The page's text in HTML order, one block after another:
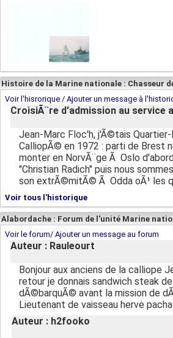
Histoire de la Marine nationale : Chasseur
Voir l'hisrorique / Ajouter un message à
CroisiÃ¨re d'admission au service
Jean-Marc Floc'h, j'Ã©tais
CalliopÃ© en 1972 : parti de Brest
monter en NorvÃ¨ge Ã Oslo
"Christian Radich" puis nous
son extrÃ©mitÃ© Ã Odda oÃ¹ les
Voir tous l'historique
Alabordache : Forum de l'unité Marine
Voir le forum/ Ajouter un message au forum
Auteur : Rauleourt
Bonjour aux anciens de la calliope
retour je donnais sandwich steak
dÃ©barquÃ© avant la mission de
Lieutenant de vaisseau hervė
Auteur : h2fooko